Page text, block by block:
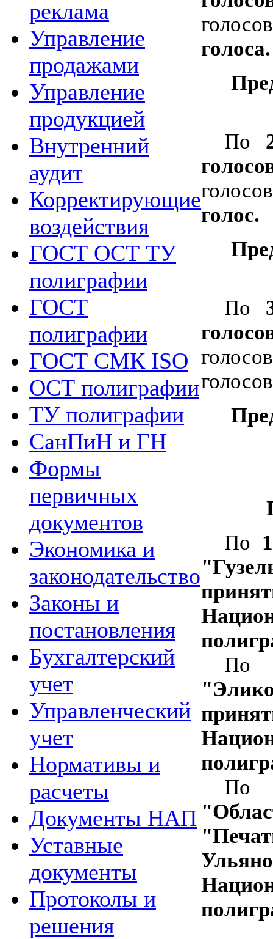
реклама
Управление
продажами
Управление
продукцией
Внутренний
аудит
Корректирующие
воздействия
ГОСТ ОСТ ТУ
полиграфии
ГОСТ
полиграфии
ГОСТ СМК ISO
ОСТ полиграфии
ТУ полиграфии
СанПиН и ГН
Формы
первичных
документов
Экономика и
законодательство
Законы и
постановления
Бухгалтерский
учет
Управленческий
учет
Нормативы и
расчеты
Документы НАП
Уставные
документы
Протоколы и
решения
голоса.
По
голос.
По
По